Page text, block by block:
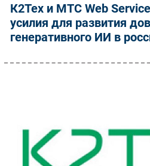
К2Тех и МТС Web
усилия для развития
генеративного ИИ в